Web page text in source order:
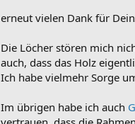
erneut vielen Dank für
Die Löcher stören mich
auch, dass das Holz
Ich habe vielmehr Sorge
Im übrigen habe ich auch